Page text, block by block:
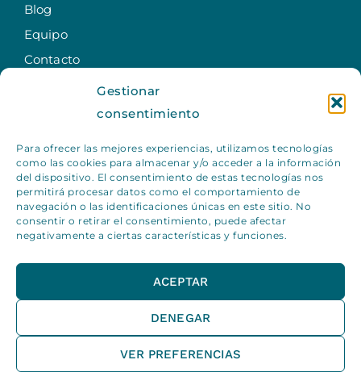
Gestionar
consentimiento
Para ofrecer las mejores experiencias, utilizamos tecnologías
como las cookies para almacenar y/o acceder a la información
del dispositivo. El consentimiento de estas tecnologías nos
permitirá procesar datos como el comportamiento de
navegación o las identificaciones únicas en este sitio. No
consentir o retirar el consentimiento, puede afectar
negativamente a ciertas características y funciones.
ACEPTAR
DENEGAR
VER PREFERENCIAS
Blog
Equipo
Contacto
SERVICIOS
Entrenamiento
Nutrición deportiva en Getxo
Psicología sanitaria en Getxo
Fisioterapia respiratoria
Laugan © Diseño y desarrollo web EME Digital